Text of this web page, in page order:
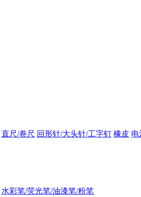
直尺/卷尺 回形针/大头针/工字钉 橡皮 电
水彩笔/荧光笔/油漆笔/粉笔